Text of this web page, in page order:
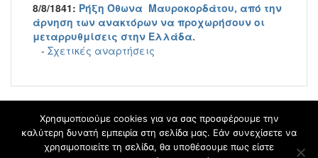
8/8/1841: Ρήξη Όθωνα  Μαυροκορδάτου, από την
άρνηση των ανακτόρων να προχωρήσουν οι
μεταρρυθμίσεις στην Ελλάδα.
- Σχετικές αναρτήσεις
blogs.sch.gr
Χρησιμοποιούμε cookies για να σας προσφέρουμε την
καλύτερη δυνατή εμπειρία στη σελίδα μας. Εάν συνεχίσετε να
χρησιμοποιείτε τη σελίδα, θα υποθέσουμε πως είστε